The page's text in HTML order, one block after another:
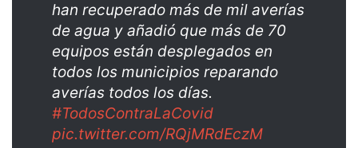
han recuperado más de mil averías
de agua y añadió que más de 70
equipos están desplegados en
todos los municipios reparando
averías todos los días.
#TodosContraLaCovid
pic.twitter.com/RQjMRdEczM